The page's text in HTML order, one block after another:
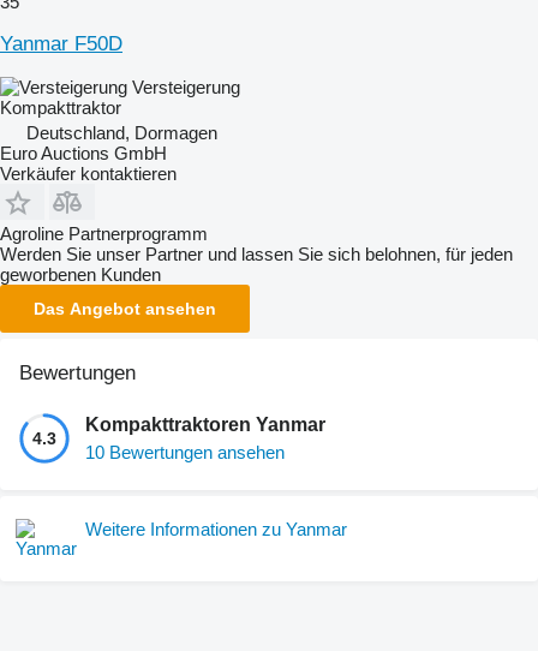
Yanmar F50D
Versteigerung
Kompakttraktor
Deutschland, Dormagen
Euro Auctions GmbH
Verkäufer kontaktieren
Agroline Partnerprogramm
Werden Sie unser Partner und lassen Sie sich belohnen, für jeden
geworbenen Kunden
Das Angebot ansehen
Bewertungen
4.3
Kompakttraktoren Yanmar
10 Bewertungen ansehen
Weitere Informationen zu Yanmar